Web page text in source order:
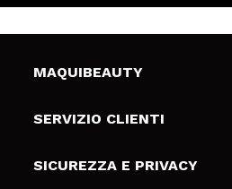
MAQUIBEAUTY
Chi siamo
Gift Cards
SERVIZIO CLIENTI
Spedizioni & Resi
SICUREZZA E PRIVACY